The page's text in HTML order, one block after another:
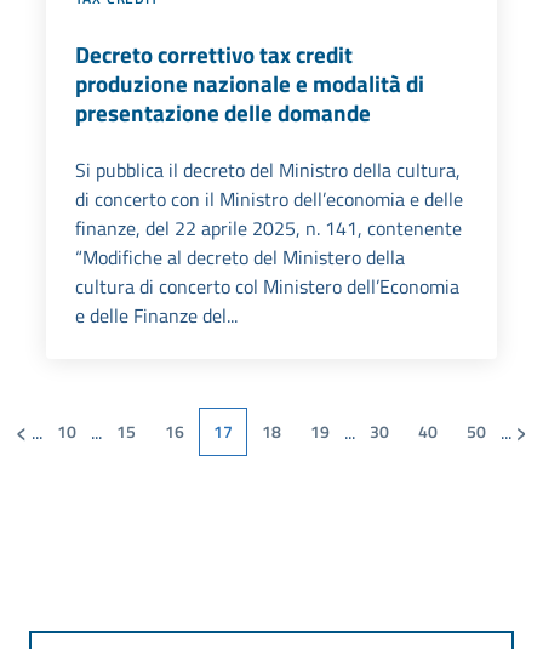
Decreto correttivo tax credit
produzione nazionale e modalità di
presentazione delle domande
Si pubblica il decreto del Ministro della cultura,
di concerto con il Ministro dell’economia e delle
finanze, del 22 aprile 2025, n. 141, contenente
“Modifiche al decreto del Ministero della
cultura di concerto col Ministero dell’Economia
e delle Finanze del...
‹ ... 10 ... 15 16 17 18 19 ... 30 40 50 ... ›